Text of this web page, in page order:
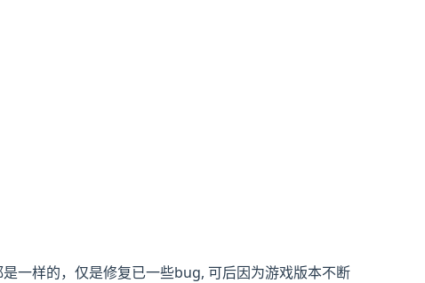
一样的，仅是修复已一些bug, 可后因为游戏版本不断